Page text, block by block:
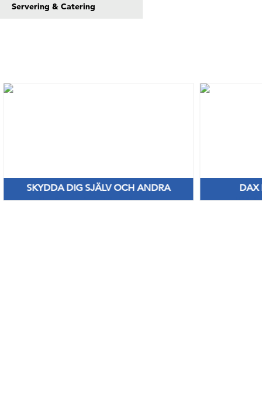
Servering & Catering
SKYDDA DIG SJÄLV OCH ANDRA
Nya Priser på nitril & vinylhanskar
DAX
Håll